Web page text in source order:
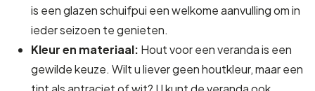
is een glazen schuifpui een welkome aanvulling om in
ieder seizoen te genieten.
Kleur en materiaal: Hout voor een veranda is een
gewilde keuze. Wilt u liever geen houtkleur, maar een